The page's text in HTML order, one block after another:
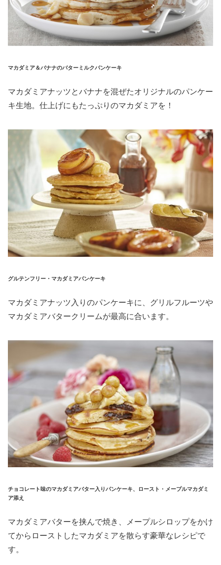
マカダミア＆バナナのバターミルクパンケーキ
マカダミアナッツとバナナを混ぜたオリジナルのパンケー
キ生地。仕上げにもたっぷりのマカダミアを！
グルテンフリー・マカダミアパンケーキ
マカダミアナッツ入りのパンケーキに、グリルフルーツや
マカダミアバタークリームが最高に合います。
チョコレート味のマカダミアバター入りパンケーキ、ロースト・メープルマカダミ
ア添え
マカダミアバターを挟んで焼き、メープルシロップをかけ
てからローストしたマカダミアを散らす豪華なレシピで
す。